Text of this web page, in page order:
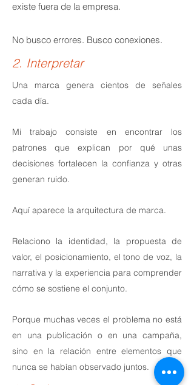
existe fuera de la empresa.
No busco errores. Busco conexiones.
2. Interpretar
Una marca genera cientos de señales
cada día.
Mi trabajo consiste en encontrar los
patrones que explican por qué unas
decisiones fortalecen la confianza y otras
generan ruido.
Aquí aparece la arquitectura de marca.
Relaciono la identidad, la propuesta de
valor, el posicionamiento, el tono de voz, la
narrativa y la experiencia para comprender
cómo se sostiene el conjunto.
Porque muchas veces el problema no está
en una publicación o en una campaña,
sino en la relación entre elementos que
nunca se habían observado juntos.